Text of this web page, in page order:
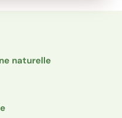
naturelle